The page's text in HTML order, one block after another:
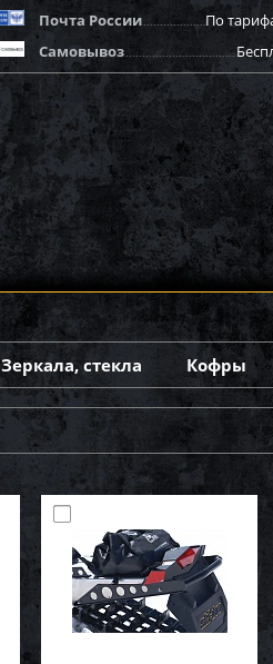
Почта России
По
Самовывоз
Зеркала, стекла Кофры